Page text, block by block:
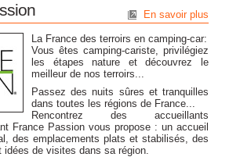
En savoir plus
La France des terroirs en camping-car:
Vous êtes camping-cariste, privilégiez
les étapes nature et découvrez le
meilleur de nos terroirs...
Passez des nuits sûres et tranquilles
dans toutes les régions de France...
Rencontrez des accueillants
France Passion vous propose : un accueil
des emplacements plats et stabilisés, des
de visites dans sa région.